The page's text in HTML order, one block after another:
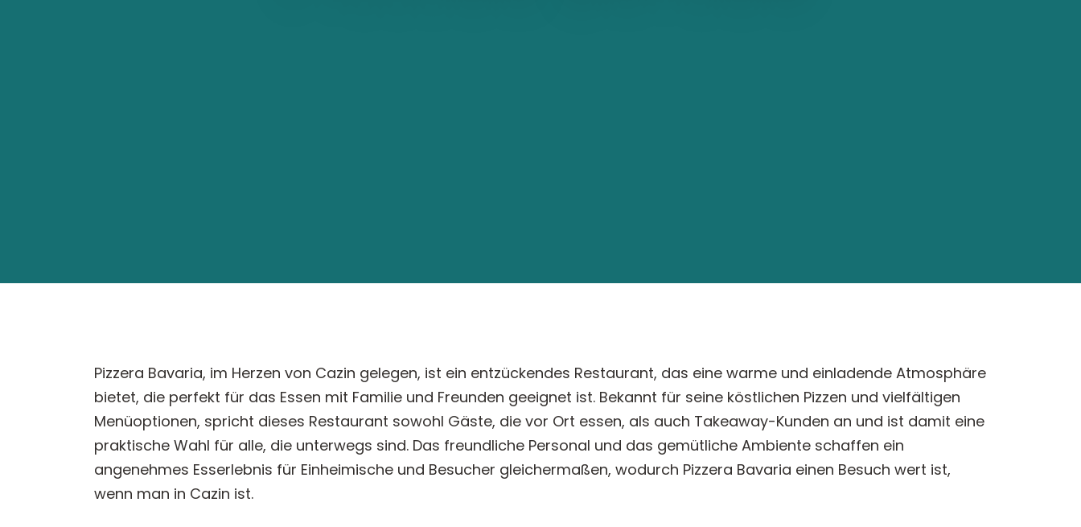
Pizzera Bavaria, im Herzen von Cazin gelegen, ist ein entzückendes Restaurant, das eine warme und einladende Atmosphäre
bietet, die perfekt für das Essen mit Familie und Freunden geeignet ist. Bekannt für seine köstlichen Pizzen und vielfältigen
Menüoptionen, spricht dieses Restaurant sowohl Gäste, die vor Ort essen, als auch Takeaway-Kunden an und ist damit eine
praktische Wahl für alle, die unterwegs sind. Das freundliche Personal und das gemütliche Ambiente schaffen ein
angenehmes Esserlebnis für Einheimische und Besucher gleichermaßen, wodurch Pizzera Bavaria einen Besuch wert ist,
wenn man in Cazin ist.